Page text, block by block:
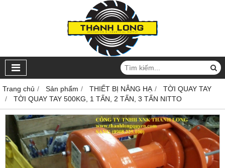
Trang chủ Sản phẩm THIẾT BỊ NÂNG HẠ
TỜI QUAY TAY
TỜI QUAY TAY 500KG, 1 TẤN, 2 TẤN, 3 TẤN NITTO